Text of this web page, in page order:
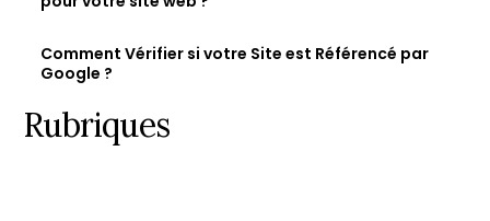
Comment Vérifier si votre Site est Référencé par
Google ?
Rubriques